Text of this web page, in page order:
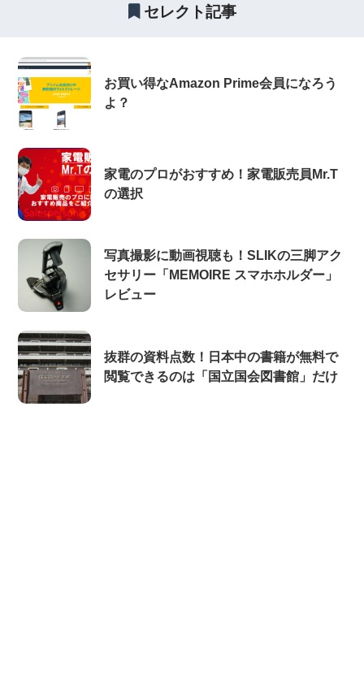
セレクト記事
お買い得なAmazon Prime会員になろう
よ？
家電のプロがおすすめ！家電販売員Mr.T
の選択
写真撮影に動画視聴も！SLIKの三脚アク
セサリー「MEMOIRE スマホホルダー」
レビュー
抜群の資料点数！日本中の書籍が無料で
閲覧できるのは「国立国会図書館」だけ